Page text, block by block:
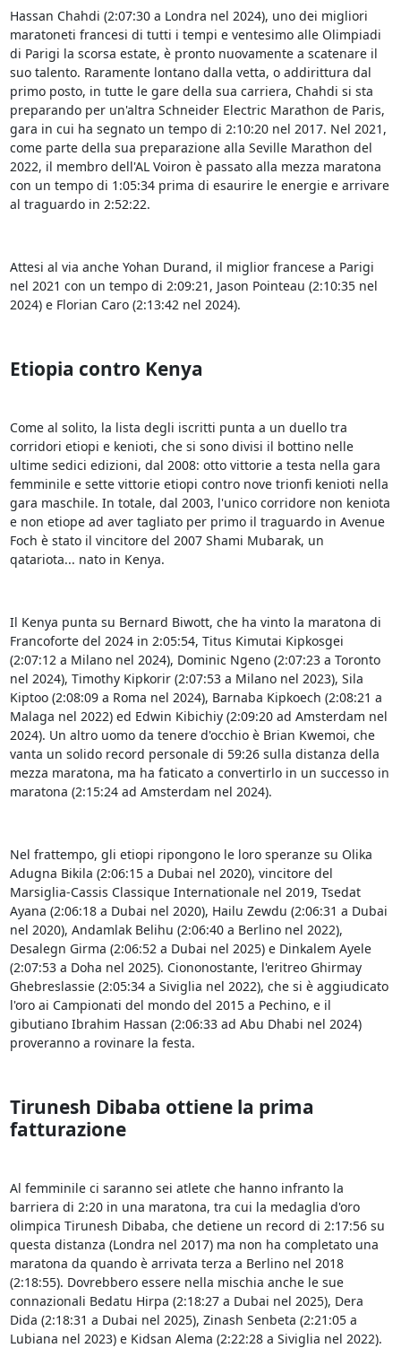
Hassan Chahdi (2:07:30 a Londra nel 2024), uno dei migliori
maratoneti francesi di tutti i tempi e ventesimo alle Olimpiadi
di Parigi la scorsa estate, è pronto nuovamente a scatenare il
suo talento. Raramente lontano dalla vetta, o addirittura dal
primo posto, in tutte le gare della sua carriera, Chahdi si sta
preparando per un'altra Schneider Electric Marathon de Paris,
gara in cui ha segnato un tempo di 2:10:20 nel 2017. Nel 2021,
come parte della sua preparazione alla Seville Marathon del
2022, il membro dell'AL Voiron è passato alla mezza maratona
con un tempo di 1:05:34 prima di esaurire le energie e arrivare
al traguardo in 2:52:22.
Attesi al via anche Yohan Durand, il miglior francese a Parigi
nel 2021 con un tempo di 2:09:21, Jason Pointeau (2:10:35 nel
2024) e Florian Caro (2:13:42 nel 2024).
Etiopia contro Kenya
Come al solito, la lista degli iscritti punta a un duello tra
corridori etiopi e kenioti, che si sono divisi il bottino nelle
ultime sedici edizioni, dal 2008: otto vittorie a testa nella gara
femminile e sette vittorie etiopi contro nove trionfi kenioti nella
gara maschile. In totale, dal 2003, l'unico corridore non keniota
e non etiope ad aver tagliato per primo il traguardo in Avenue
Foch è stato il vincitore del 2007 Shami Mubarak, un
qatariota... nato in Kenya.
Il Kenya punta su Bernard Biwott, che ha vinto la maratona di
Francoforte del 2024 in 2:05:54, Titus Kimutai Kipkosgei
(2:07:12 a Milano nel 2024), Dominic Ngeno (2:07:23 a Toronto
nel 2024), Timothy Kipkorir (2:07:53 a Milano nel 2023), Sila
Kiptoo (2:08:09 a Roma nel 2024), Barnaba Kipkoech (2:08:21 a
Malaga nel 2022) ed Edwin Kibichiy (2:09:20 ad Amsterdam nel
2024). Un altro uomo da tenere d'occhio è Brian Kwemoi, che
vanta un solido record personale di 59:26 sulla distanza della
mezza maratona, ma ha faticato a convertirlo in un successo in
maratona (2:15:24 ad Amsterdam nel 2024).
Nel frattempo, gli etiopi ripongono le loro speranze su Olika
Adugna Bikila (2:06:15 a Dubai nel 2020), vincitore del
Marsiglia-Cassis Classique Internationale nel 2019, Tsedat
Ayana (2:06:18 a Dubai nel 2020), Hailu Zewdu (2:06:31 a Dubai
nel 2020), Andamlak Belihu (2:06:40 a Berlino nel 2022),
Desalegn Girma (2:06:52 a Dubai nel 2025) e Dinkalem Ayele
(2:07:53 a Doha nel 2025). Ciononostante, l'eritreo Ghirmay
Ghebreslassie (2:05:34 a Siviglia nel 2022), che si è aggiudicato
l'oro ai Campionati del mondo del 2015 a Pechino, e il
gibutiano Ibrahim Hassan (2:06:33 ad Abu Dhabi nel 2024)
proveranno a rovinare la festa.
Tirunesh Dibaba ottiene la prima
fatturazione
Al femminile ci saranno sei atlete che hanno infranto la
barriera di 2:20 in una maratona, tra cui la medaglia d'oro
olimpica Tirunesh Dibaba, che detiene un record di 2:17:56 su
questa distanza (Londra nel 2017) ma non ha completato una
maratona da quando è arrivata terza a Berlino nel 2018
(2:18:55). Dovrebbero essere nella mischia anche le sue
connazionali Bedatu Hirpa (2:18:27 a Dubai nel 2025), Dera
Dida (2:18:31 a Dubai nel 2025), Zinash Senbeta (2:21:05 a
Lubiana nel 2023) e Kidsan Alema (2:22:28 a Siviglia nel 2022).